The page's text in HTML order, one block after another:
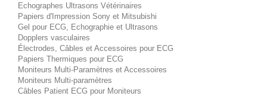
Echographes Ultrasons Vétérinaires
Papiers d'Impression Sony et Mitsubishi
Gel pour ECG, Echographie et Ultrasons
Dopplers vasculaires
Électrodes, Câbles et Accessoires pour ECG
Papiers Thermiques pour ECG
Moniteurs Multi-Paramètres et Accessoires
Moniteurs Multi-paramètres
Câbles Patient ECG pour Moniteurs